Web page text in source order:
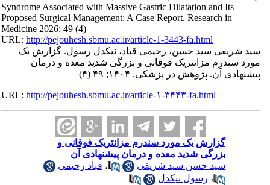
Syndrome Associated with Massive Gastric Dilatation and Its
Proposed Surgical Management: A Case Report. Research in
Medicine 2026; 49 (4)
URL:http://pejouhesh.sbmu.ac.ir/article-1-3443-fa.html
سید شریفی سید حسن، رحیمی قباد، نیکدل رسول. گزارش یک
مورد سندرم مزانتریک فوقانی و بزرگی شدید معده و درمان
پیشنهادی آن. پژوهش در پزشکی. ۱۴۰۴; ۴۹ (۴)
URL:http://pejouhesh.sbmu.ac.ir/article-۱-۳۴۴۳-fa.html
گزارش یک مورد سندرم مزانتریک فوقانی و
بزرگی شدید معده و درمان پیشنهادی آن
سید حسن سید شریفی
،قباد رحیمی
،رسول نیکدل